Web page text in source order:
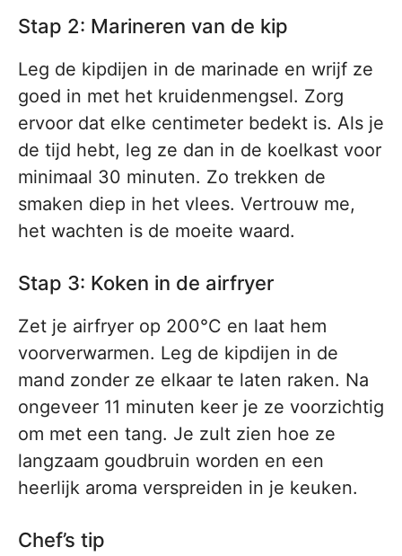
Stap 2: Marineren van de kip
Leg de kipdijen in de marinade en wrijf ze
goed in met het kruidenmengsel. Zorg
ervoor dat elke centimeter bedekt is. Als je
de tijd hebt, leg ze dan in de koelkast voor
minimaal 30 minuten. Zo trekken de
smaken diep in het vlees. Vertrouw me,
het wachten is de moeite waard.
Stap 3: Koken in de airfryer
Zet je airfryer op 200°C en laat hem
voorverwarmen. Leg de kipdijen in de
mand zonder ze elkaar te laten raken. Na
ongeveer 11 minuten keer je ze voorzichtig
om met een tang. Je zult zien hoe ze
langzaam goudbruin worden en een
heerlijk aroma verspreiden in je keuken.
Chef’s tip